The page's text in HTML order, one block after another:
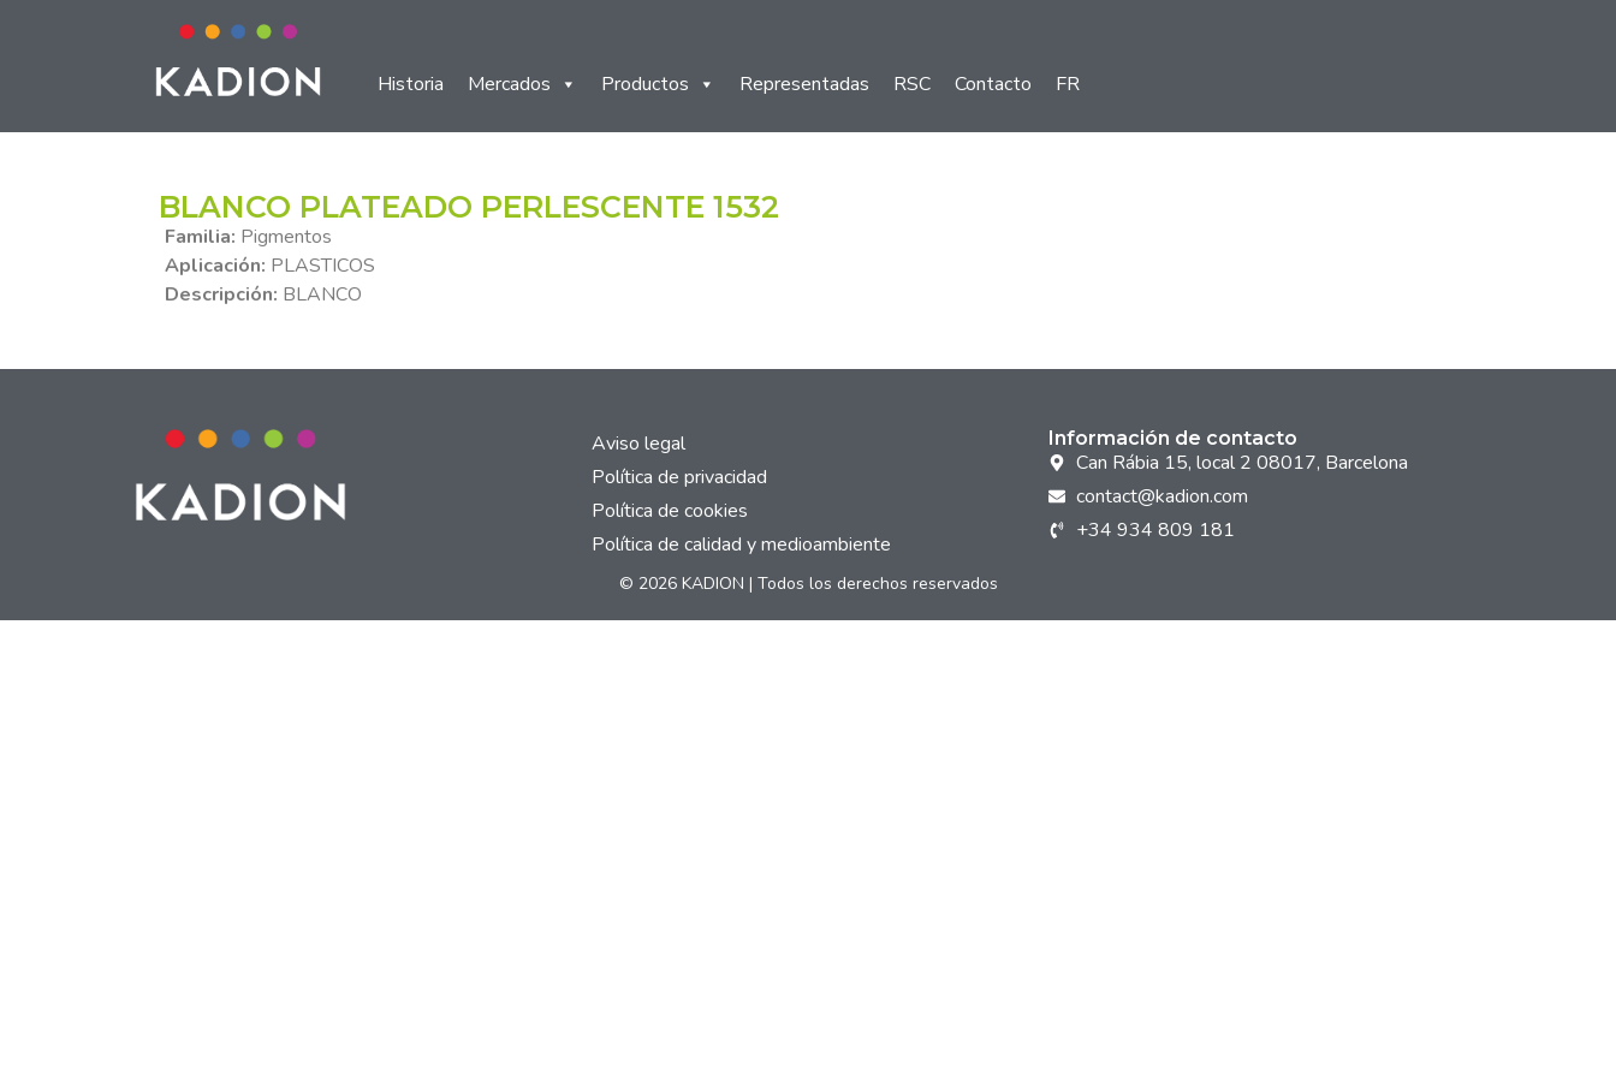
Historia Mercados Productos Representadas RSC Contacto FR
BLANCO PLATEADO PERLESCENTE 1532
Familia: Pigmentos
Aplicación: PLASTICOS
Descripción: BLANCO
Aviso legal
Política de privacidad
Política de cookies
Política de calidad y medioambiente
Información de contacto
Can Rábia 15, local 2 08017, Barcelona
contact@kadion.com
+34 934 809 181
© 2026 KADION | Todos los derechos reservados